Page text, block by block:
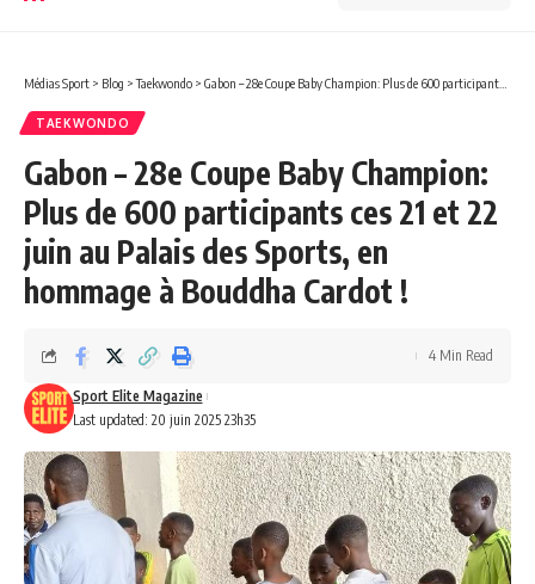
Médias Sport > Blog >Taekwondo > Gabon – 28e Coupe Baby Champion: Plus de 600 participants ces 21 et 22 juin au Palais des Sports, en hommage à Bouddha Cardot !
TAEKWONDO
Gabon – 28e Coupe Baby Champion:
Plus de 600 participants ces 21 et 22
juin au Palais des Sports, en
hommage à Bouddha Cardot !
Last updated: 20 juin 2025 23h35
Sport Elite Magazine
4 Min Read